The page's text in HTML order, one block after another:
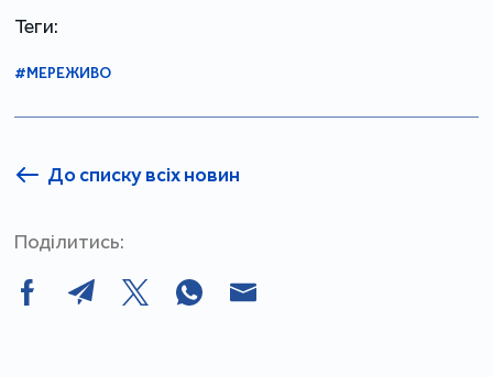
Теги:
#МЕРЕЖИВО
До списку всіх новин
Поділитись: